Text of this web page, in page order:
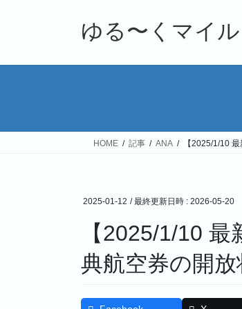
ゆる〜くマイル
HOME 記事 ANA 【2025/1/10
2025-01-12 / 最終更新日時 : 2026-05-20
【2025/1/10
典航空券の開放